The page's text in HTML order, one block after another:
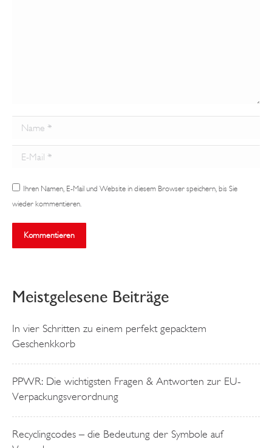
Name *
Email *
Ihren Namen, E-Mail und Website in diesem Browser speichern, bis Sie
wieder kommentieren.
Kommentieren
Meistgelesene Beiträge
In vier Schritten zu einem perfekt gepacktem
Geschenkkorb
PPWR: Die wichtigsten Fragen & Antworten zur EU-
Verpackungsverordnung
Recyclingcodes – die Bedeutung der Symbole auf